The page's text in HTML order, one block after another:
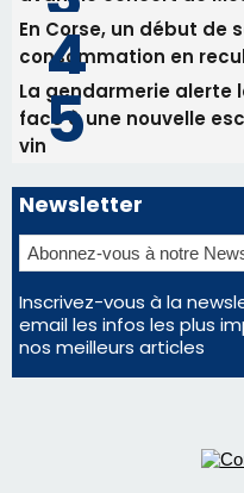
Les plus lus
Satine Nomary est la
Éclipse du 12 août : la
d'un spectacle qui ne
Bastia – Le festival
avant le concert de
En Corse, un début de
consommation en